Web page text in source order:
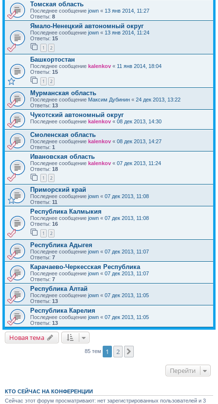
Томская область
Последнее сообщение jown « 13 янв 2014, 11:27
Ответы: 8
Ямало-Ненецкий автономный округ
Последнее сообщение jown « 13 янв 2014, 11:24
Ответы: 15
1 2
Башкортостан
Последнее сообщение kalenkov « 11 янв 2014, 18:04
Ответы: 15
1 2
Мурманская область
Последнее сообщение Максим Дубинин « 24 дек 2013, 13:22
Ответы: 13
Чукотский автономный округ
Последнее сообщение kalenkov « 08 дек 2013, 14:30
Смоленская область
Последнее сообщение kalenkov « 08 дек 2013, 14:27
Ответы: 1
Ивановская область
Последнее сообщение kalenkov « 07 дек 2013, 11:24
Ответы: 18
1 2
Приморский край
Последнее сообщение jown « 07 дек 2013, 11:08
Ответы: 11
Республика Калмыкия
Последнее сообщение jown « 07 дек 2013, 11:08
Ответы: 16
1 2
Республика Адыгея
Последнее сообщение jown « 07 дек 2013, 11:07
Ответы: 7
Карачаево-Черкесская Республика
Последнее сообщение jown « 07 дек 2013, 11:07
Ответы: 7
Республика Алтай
Последнее сообщение jown « 07 дек 2013, 11:05
Ответы: 13
Республика Карелия
Последнее сообщение jown « 07 дек 2013, 11:05
Ответы: 13
Новая тема
85 тем 1 2
Перейти
КТО СЕЙЧАС НА КОНФЕРЕНЦИИ
Сейчас этот форум просматривают: нет зарегистрированных пользователей и 3